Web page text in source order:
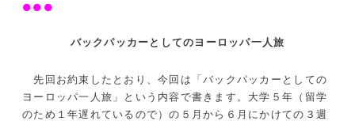
●●●
バックパッカーとしてのヨーロッパ一人旅
先回お約束したとおり、今回は「バックパッカーとしての
ヨーロッパ一人旅」という内容で書きます。大学５年（留学
のため１年遅れているので）の５月から６月にかけての３週